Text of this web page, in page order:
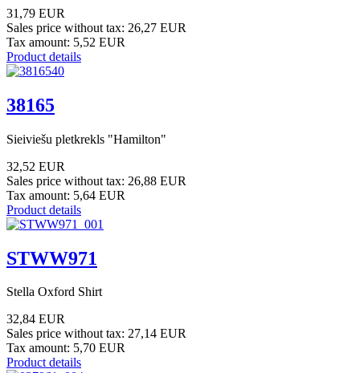
31,79 EUR
Sales price without tax: 26,27 EUR
Tax amount: 5,52 EUR
Product details
38165
Sieiviešu pletkrekls "Hamilton"
32,52 EUR
Sales price without tax: 26,88 EUR
Tax amount: 5,64 EUR
Product details
STWW971
Stella Oxford Shirt
32,84 EUR
Sales price without tax: 27,14 EUR
Tax amount: 5,70 EUR
Product details